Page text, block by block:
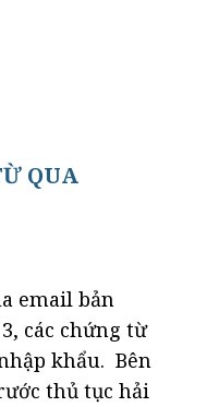
QUA
email bản
các chứng từ
khẩu. Bên
thủ tục hải